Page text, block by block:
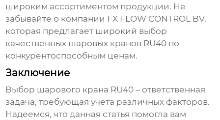
широким ассортиментом продукции. Не
забывайте о компании FX FLOW CONTROL BV,
которая предлагает широкий выбор
качественных шаровых кранов RU40 по
конкурентоспособным ценам.
Заключение
Выбор шарового крана RU40 – ответственная
задача, требующая учета различных факторов.
Надеемся, что данная статья помогла вам